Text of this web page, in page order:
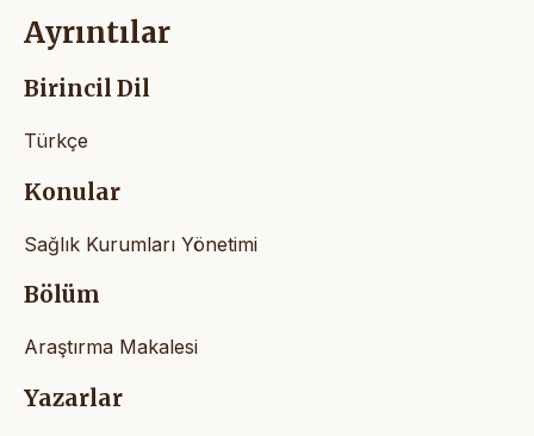
Ayrıntılar
Birincil Dil
Türkçe
Konular
Sağlık Kurumları Yönetimi
Bölüm
Araştırma Makalesi
Yazarlar